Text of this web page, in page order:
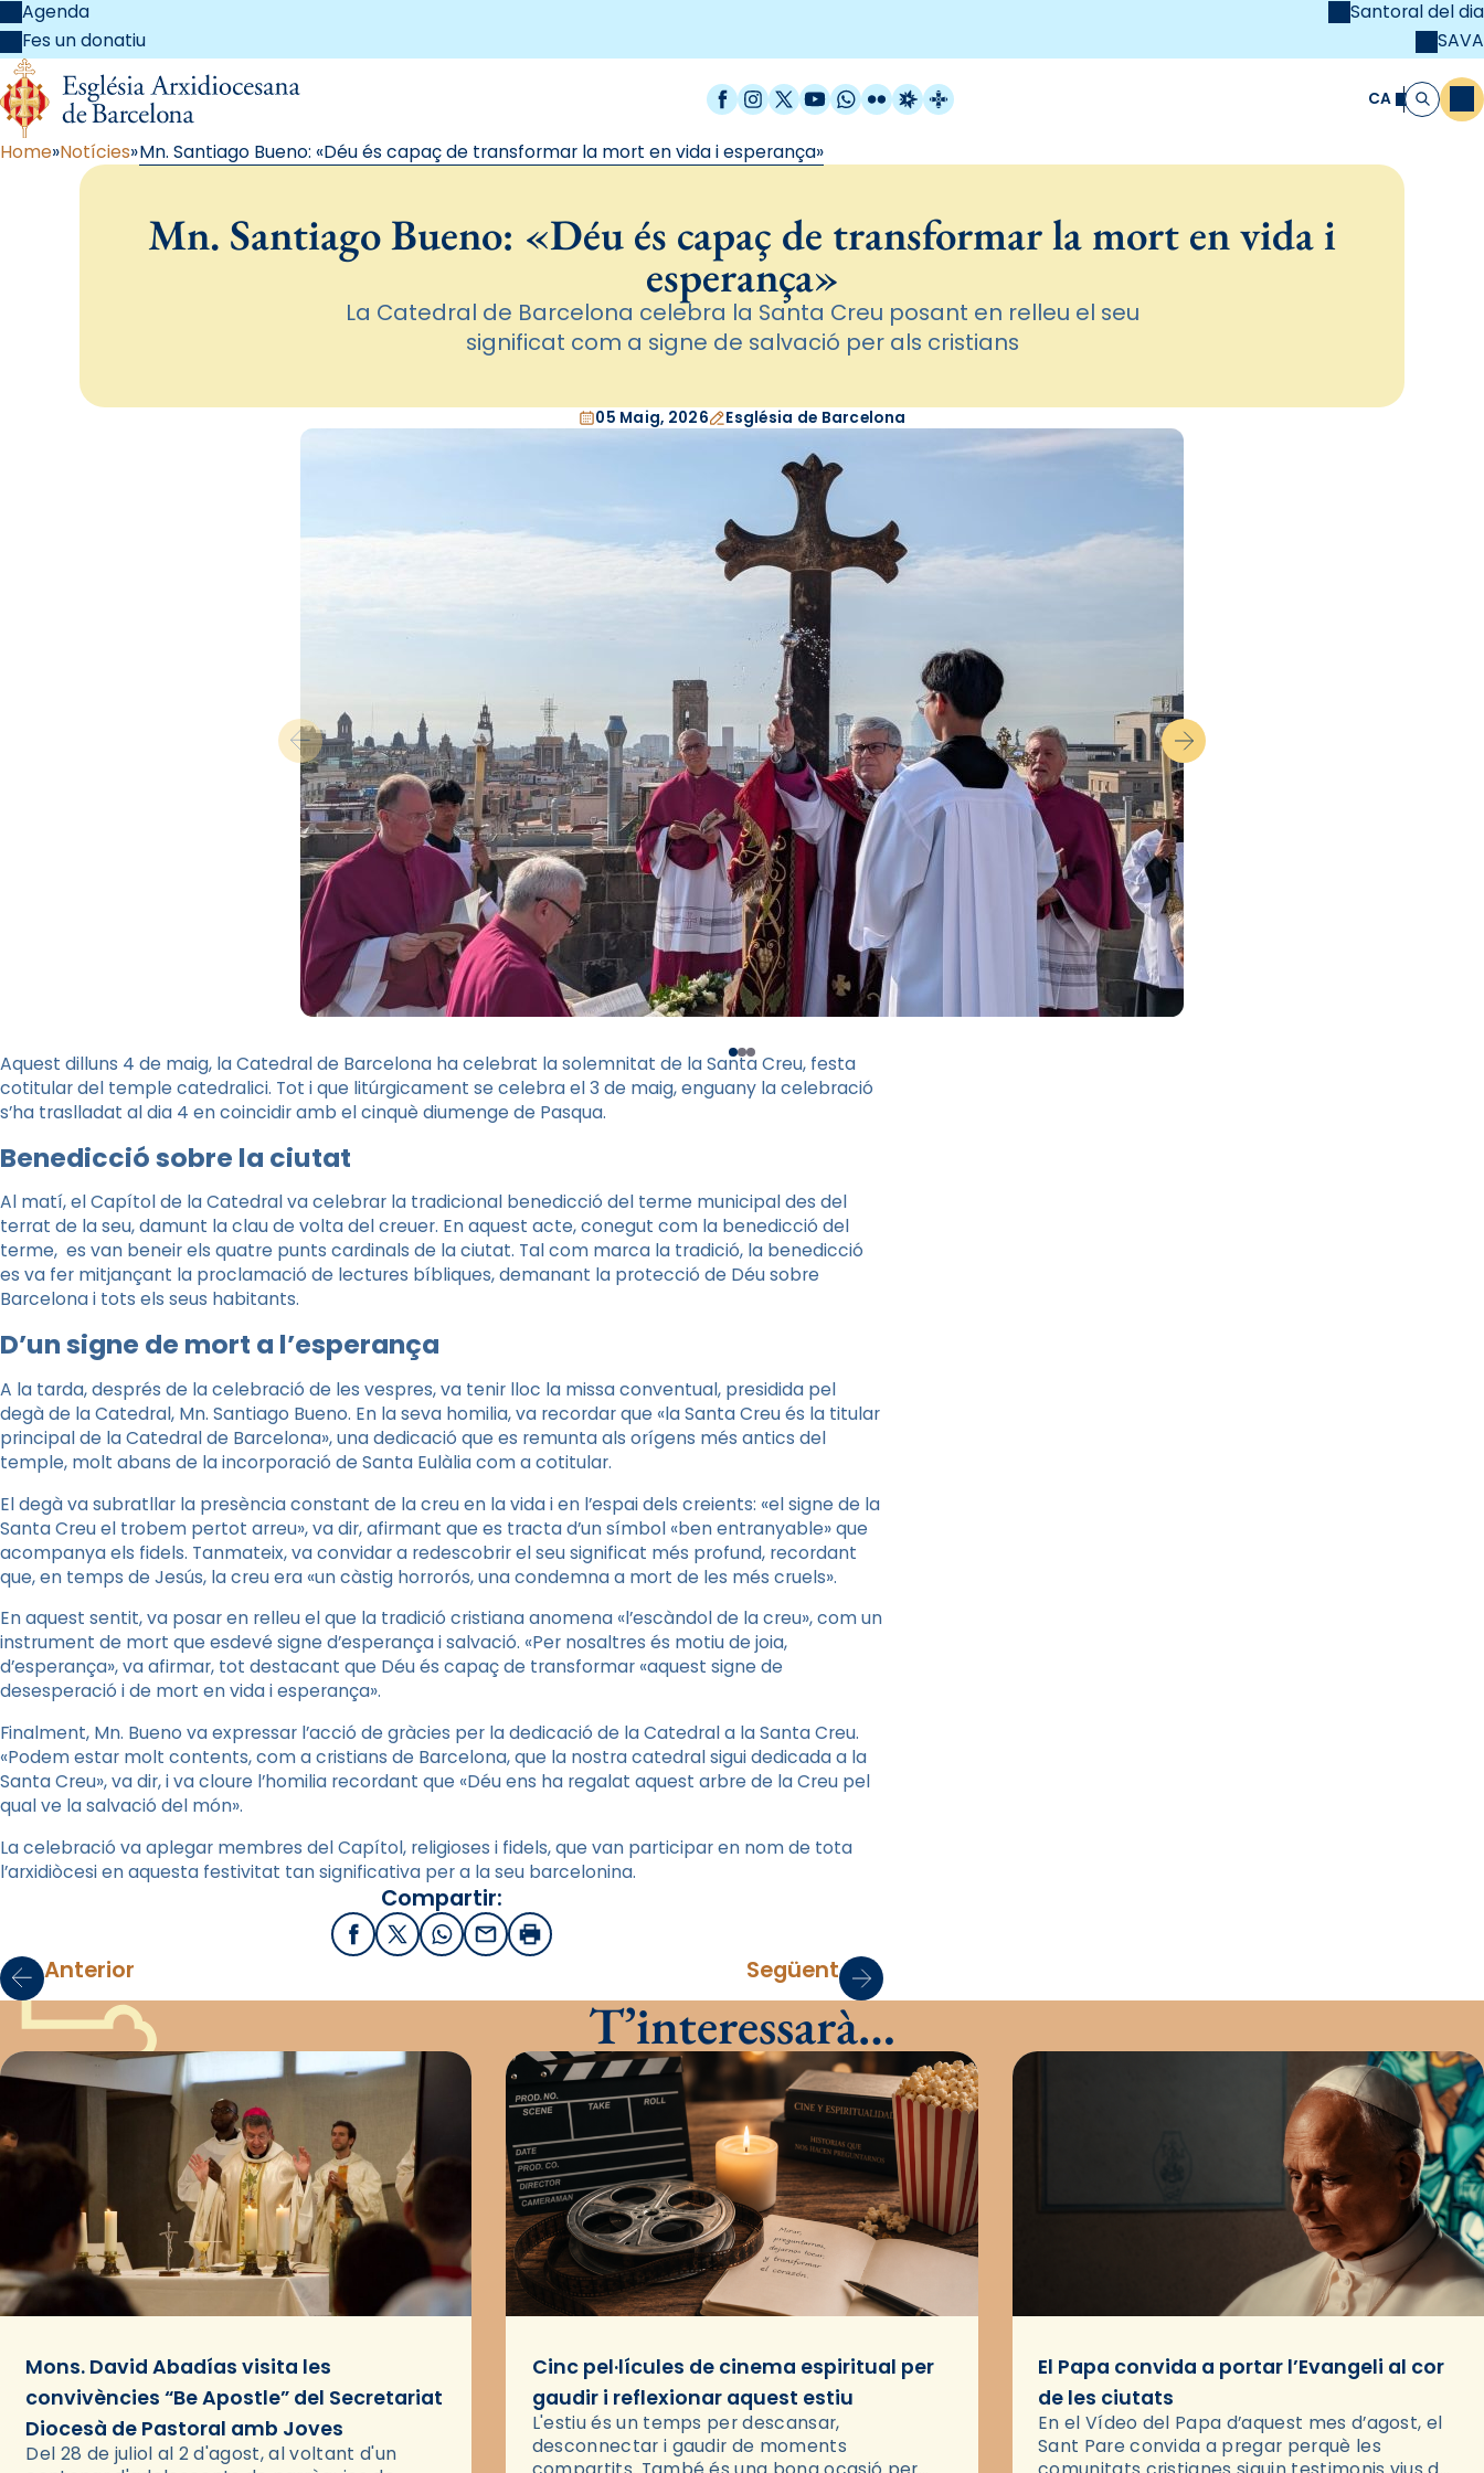
Agenda
Fes un donatiu
Santoral del dia
SAVA
Facebook
Instagram
X / Twitter
YouTube
WhatsApp
FlickrRadio Estel
Catalunya Cristiana CA Cerca
Home Notícies Mn. Santiago Bueno: «Déu és capaç de transformar la mort en vida i esperança»
Mn. Santiago Bueno: «Déu és capaç de transformar la mort en vida i
esperança»
La Catedral de Barcelona celebra la Santa Creu posant en relleu el seu
significat com a signe de salvació per als cristians
05 Maig, 2026 Església de Barcelona
Aquest dilluns 4 de maig, la Catedral de Barcelona ha celebrat la solemnitat de la Santa Creu, festa
cotitular del temple catedralici. Tot i que litúrgicament se celebra el 3 de maig, enguany la celebració
s’ha traslladat al dia 4 en coincidir amb el cinquè diumenge de Pasqua.
Benedicció sobre la ciutat
Al matí, el Capítol de la Catedral va celebrar la tradicional benedicció del terme municipal des del
terrat de la seu, damunt la clau de volta del creuer. En aquest acte, conegut com la benedicció del
terme, es van beneir els quatre punts cardinals de la ciutat. Tal com marca la tradició, la benedicció
es va fer mitjançant la proclamació de lectures bíbliques, demanant la protecció de Déu sobre
Barcelona i tots els seus habitants.
D’un signe de mort a l’esperança
A la tarda, després de la celebració de les vespres, va tenir lloc la missa conventual, presidida pel
degà de la Catedral, Mn. Santiago Bueno. En la seva homilia, va recordar que «la Santa Creu és la titular
principal de la Catedral de Barcelona», una dedicació que es remunta als orígens més antics del
temple, molt abans de la incorporació de Santa Eulàlia com a cotitular.
El degà va subratllar la presència constant de la creu en la vida i en l’espai dels creients: «el signe de la
Santa Creu el trobem pertot arreu», va dir, afirmant que es tracta d’un símbol «ben entranyable» que
acompanya els fidels. Tanmateix, va convidar a redescobrir el seu significat més profund, recordant
que, en temps de Jesús, la creu era «un càstig horrorós, una condemna a mort de les més cruels».
En aquest sentit, va posar en relleu el que la tradició cristiana anomena «l’escàndol de la creu», com un
instrument de mort que esdevé signe d’esperança i salvació. «Per nosaltres és motiu de joia,
d’esperança», va afirmar, tot destacant que Déu és capaç de transformar «aquest signe de
desesperació i de mort en vida i esperança».
Finalment, Mn. Bueno va expressar l’acció de gràcies per la dedicació de la Catedral a la Santa Creu.
«Podem estar molt contents, com a cristians de Barcelona, que la nostra catedral sigui dedicada a la
Santa Creu», va dir, i va cloure l’homilia recordant que «Déu ens ha regalat aquest arbre de la Creu pel
qual ve la salvació del món».
La celebració va aplegar membres del Capítol, religioses i fidels, que van participar en nom de tota
l’arxidiòcesi en aquesta festivitat tan significativa per a la seu barcelonina.
Compartir:
FacebookX / Twitter
WhatsApp
EmailImprimir
Anterior Següent
T’interessarà…
Mons. David Abadías visita les
convivències “Be Apostle” del Secretariat
Diocesà de Pastoral amb Joves
Del 28 de juliol al 2 d'agost, al voltant d'un
Cinc pel·lícules de cinema espiritual per
gaudir i reflexionar aquest estiu
L'estiu és un temps per descansar,
desconnectar i gaudir de moments
El Papa convida a portar l’Evangeli al cor
de les ciutats
En el Vídeo del Papa d’aquest mes d’agost, el
Sant Pare convida a pregar perquè les